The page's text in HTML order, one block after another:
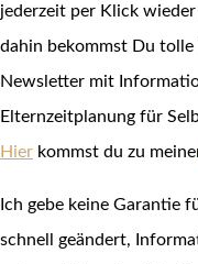
jederzeit per Klick
dahin bekommst Du tolle
Newsletter mit
Elternzeitplanung für
Hier kommst du zu
Ich gebe keine Garantie
schnell geändert,